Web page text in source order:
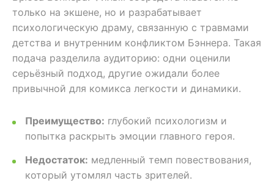
только на экшене, но и разрабатывает
психологическую драму, связанную с травмами
детства и внутренним конфликтом Бэннера. Такая
подача разделила аудиторию: одни оценили
серьёзный подход, другие ожидали более
привычной для комикса легкости и динамики.
Преимущество: глубокий психологизм и
попытка раскрыть эмоции главного героя.
Недостаток: медленный темп повествования,
который утомлял часть зрителей.